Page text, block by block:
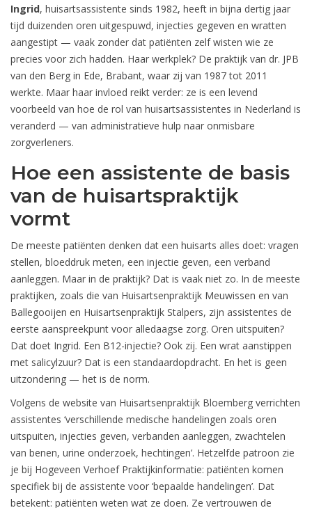
Ingrid, huisartsassistente sinds 1982, heeft in bijna dertig jaar
tijd duizenden oren uitgespuwd, injecties gegeven en wratten
aangestipt — vaak zonder dat patiënten zelf wisten wie ze
precies voor zich hadden. Haar werkplek? De praktijk van dr. JPB
van den Berg in Ede, Brabant, waar zij van 1987 tot 2011
werkte. Maar haar invloed reikt verder: ze is een levend
voorbeeld van hoe de rol van huisartsassistentes in Nederland is
veranderd — van administratieve hulp naar onmisbare
zorgverleners.
Hoe een assistente de basis
van de huisartspraktijk
vormt
De meeste patiënten denken dat een huisarts alles doet: vragen
stellen, bloeddruk meten, een injectie geven, een verband
aanleggen. Maar in de praktijk? Dat is vaak niet zo. In de meeste
praktijken, zoals die van Huisartsenpraktijk Meuwissen en van
Ballegooijen en Huisartsenpraktijk Stalpers, zijn assistentes de
eerste aanspreekpunt voor alledaagse zorg. Oren uitspuiten?
Dat doet Ingrid. Een B12-injectie? Ook zij. Een wrat aanstippen
met salicylzuur? Dat is een standaardopdracht. En het is geen
uitzondering — het is de norm.
Volgens de website van Huisartsenpraktijk Bloemberg verrichten
assistentes ‘verschillende medische handelingen zoals oren
uitspuiten, injecties geven, verbanden aanleggen, zwachtelen
van benen, urine onderzoek, hechtingen’. Hetzelfde patroon zie
je bij Hogeveen Verhoef Praktijkinformatie: patiënten komen
specifiek bij de assistente voor ‘bepaalde handelingen’. Dat
betekent: patiënten weten wat ze doen. Ze vertrouwen de